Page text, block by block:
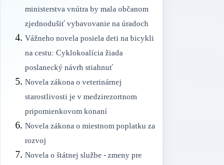
ministerstva vnútra by mala občanom
zjednodušiť vybavovanie na úradoch
Vážneho novela posiela deti na bicykli
na cestu: Cyklokoalícia žiada
poslanecký návrh stiahnuť
Novela zákona o veterinárnej
starostlivosti je v medzirezortnom
pripomienkovom konaní
Novela zákona o miestnom poplatku za
rozvoj
Novela o štátnej službe - zmeny pre